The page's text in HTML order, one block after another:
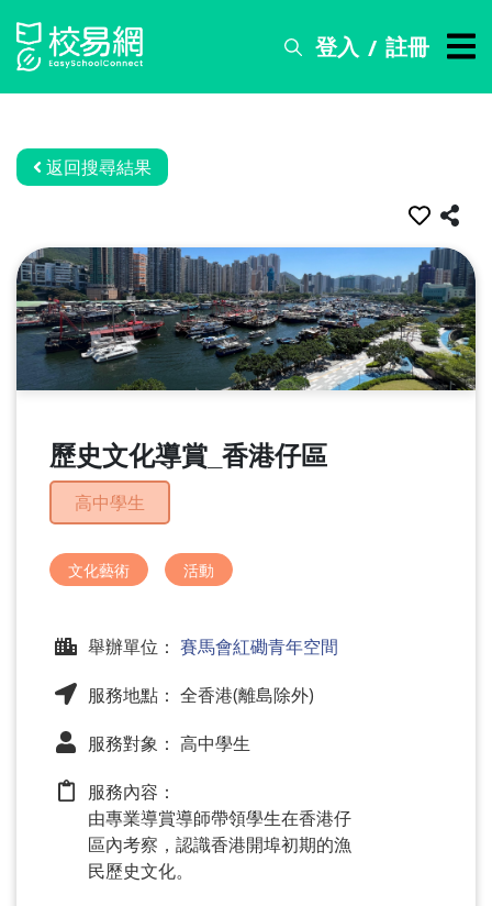
登入 / 註冊
搜
務
資
訊
關
於
我
返回搜尋結果
歷史文化導賞_香港仔區
高中學生
文化藝術 活動
舉辦單位： 賽馬會紅磡青年空間
服務地點： 全香港(離島除外)
服務對象： 高中學生
服務內容：
由專業導賞導師帶領學生在香港仔
區內考察，認識香港開埠初期的漁
民歷史文化。